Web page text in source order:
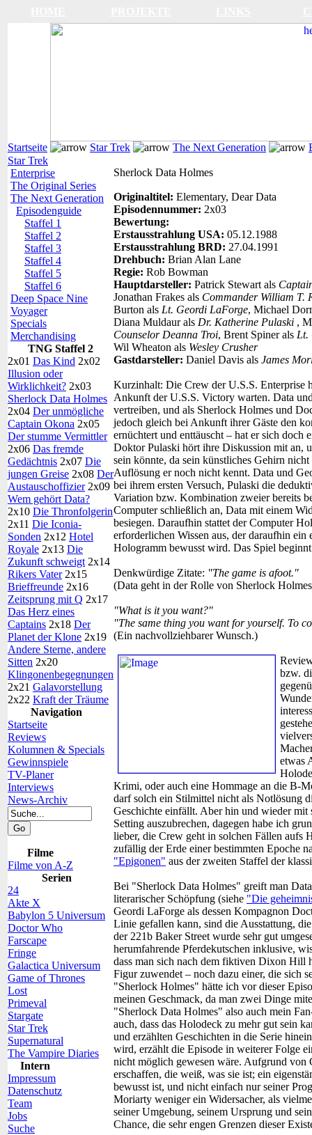
Startseite Star Trek The Next Generation
Star Trek
Enterprise
The Original Series
The Next Generation
Episodenguide
Staffel 1
Staffel 2
Staffel 3
Staffel 4
Staffel 5
Staffel 6
Deep Space Nine
Voyager
Specials
Merchandising
TNG Staffel 2
2x01 Das Kind 2x02
Illusion oder
Wirklichkeit? 2x03
Sherlock Data Holmes
2x04 Der unmögliche
Captain Okona 2x05
Der stumme Vermittler
2x06 Das fremde
Gedächtnis 2x07 Die
jungen Greise 2x08 Der
Austauschoffizier2x09
Wem gehört Data?
2x10 Die Thronfolgerin
2x11 Die Iconia-
Sonden 2x12 Hotel
Royale 2x13 Die
Zukunft schweigt 2x14
Rikers Vater2x15
Brieffreunde 2x16
Zeitsprung mit Q 2x17
Das Herz eines
Captains 2x18 Der
Planet der Klone 2x19
Andere Sterne, andere
Sitten 2x20
Klingonenbegegnungen
2x21 Galavorstellung
2x22 Kraft der Träume
Navigation
Startseite
Reviews
Kolumnen & Specials
Gewinnspiele
TV-Planer
Interviews
News-Archiv
Filme
Filme von A-Z
Serien
24
Akte X
Babylon 5 Universum
Doctor Who
Farscape
Fringe
Galactica Universum
Game of Thrones
Lost
Primeval
Stargate
Star Trek
Supernatural
The Vampire Diaries
Intern
Impressum
Datenschutz
Team
Jobs
Suche
Sherlock Data Holmes
Originaltitel: Elementary, Dear Data
Episodennummer: 2x03
Bewertung:
Erstausstrahlung USA: 05.12.1988
Erstausstrahlung BRD: 27.04.1991
Drehbuch: Brian Alan Lane
Regie: Rob Bowman
Hauptdarsteller: Patrick Stewart als
Jonathan Frakes als Commander William T.
Burton als Lt. Geordi LaForge, Michael
Diana Muldaur als Dr. Katherine Pulaski ,
Counselor Deanna Troi, Brent Spiner als Lt.
Wil Wheaton als Wesley Crusher
Gastdarsteller: Daniel Davis als James
Kurzinhalt: Die Crew der U.S.S. Enterprise
Ankunft der U.S.S. Victory warten. Data
vertreiben, und als Sherlock Holmes und
jedoch gleich bei Ankunft ihrer Gäste den
ernüchtert und enttäuscht – hat er sich doch
Doktor Pulaski hört ihre Diskussion mit an,
sein könnte, da sein künstliches Gehirn
Auflösung er noch nicht kennt. Data und
bei ihrem ersten Versuch, Pulaski die
Variation bzw. Kombination zweier bereits
Computer schließlich an, Data mit einem
besiegen. Daraufhin stattet der Computer
erforderlichen Wissen aus, der daraufhin ein
Hologramm bewusst wird. Das Spiel
Denkwürdige Zitate: "The game is afoot."
(Data geht in der Rolle von Sherlock
"What is it you want?"
"The same thing you want for yourself. To
(Ein nachvollziehbarer Wunsch.)
bzw.
etwas
Krimi, oder auch eine Hommage an die B-
darf solch ein Stilmittel nicht als Notlösung
Geschichte einfällt. Aber hin und wieder mit
Setting auszubrechen, dagegen habe ich
lieber, die Crew geht in solchen Fällen aufs
zufällig der Erde einer bestimmten Epoche
"Epigonen" aus der zweiten Staffel der
Bei "Sherlock Data Holmes" greift man
literarischer Schöpfung (siehe "Die
Geordi LaForge als dessen Kompagnon
Linie gefallen kann, sind die Ausstattung,
der 221b Baker Street wurde sehr gut
herumfahrende Pferdekutschen inklusive,
dass man sich nach dem fiktiven Dixon Hill
Figur zuwendet – noch dazu einer, die sich
"Sherlock Holmes" hätte ich vor dieser
meinen Geschmack, da man zwei Dinge
"Sherlock Data Holmes" also auch mein
auch, dass das Holodeck zu mehr gut sein
und erzählten Geschichten in die Serie
wird, erzählt die Episode in weiterer Folge
nicht möglich gewesen wäre. Aufgrund
erschaffen, die weiß, was sie ist; ein
bewusst ist, und nicht einfach nur seiner
Moriarty weniger ein Widersacher, als
seiner Umgebung, seinem Ursprung und
Chance, die sehr engen Grenzen dieser